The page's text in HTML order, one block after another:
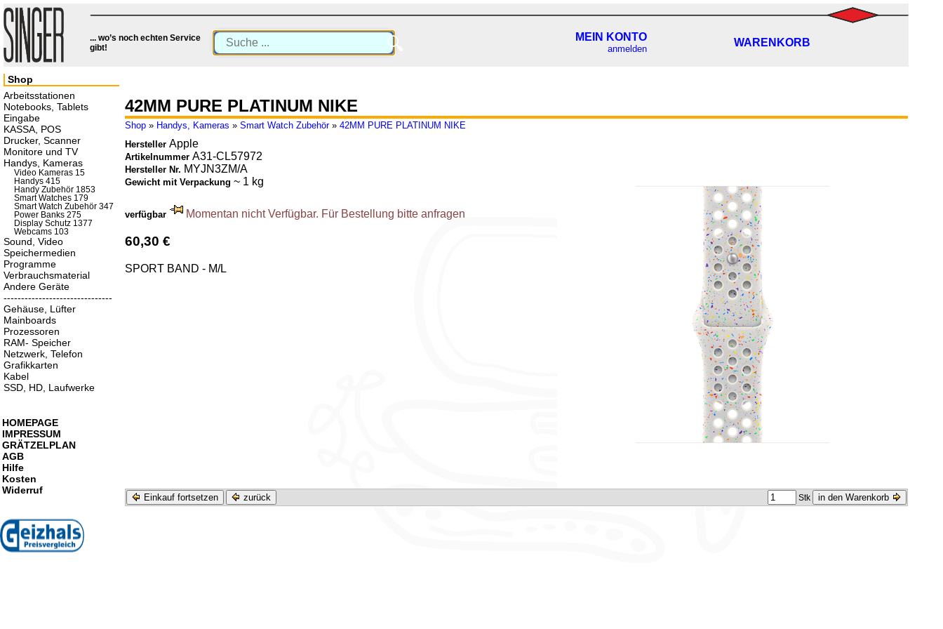
... wo’s noch echten Service
gibt!
🔍 MEIN KONTO
anmelden
WARENKORB
42MM PURE PLATINUM NIKE
Shop » Handys, Kameras » Smart Watch Zubehör» 42MM PURE PLATINUM NIKE
Hersteller Apple
Artikelnummer A31-CL57972
Hersteller Nr. MYJN3ZM/A
Gewicht mit Verpackung ~ 1 kg
verfügbar Momentan nicht Verfügbar. Für Bestellung bitte anfragen
60,30 €
SPORT BAND - M/L
Einkauf fortsetzen zurück Stk in den Warenkorb
Shop
Arbeitsstationen
Notebooks, Tablets
Eingabe
KASSA, POS
Drucker, Scanner
Monitore und TV
Handys, Kameras
Video Kameras 15
Handys 415
Handy Zubehör 1853
Smart Watches 179
Smart Watch Zubehör 347
Power Banks 275
Display Schutz 1377
Webcams 103
Sound, Video
Speichermedien
Programme
Verbrauchsmaterial
Andere Geräte
-------------------------------
Gehäuse, Lüfter
Mainboards
Prozessoren
RAM- Speicher
Netzwerk, Telefon
Grafikkarten
Kabel
SSD, HD, Laufwerke
HOMEPAGE
IMPRESSUM
GRÄTZELPLAN
AGB
Hilfe
Kosten
Widerruf